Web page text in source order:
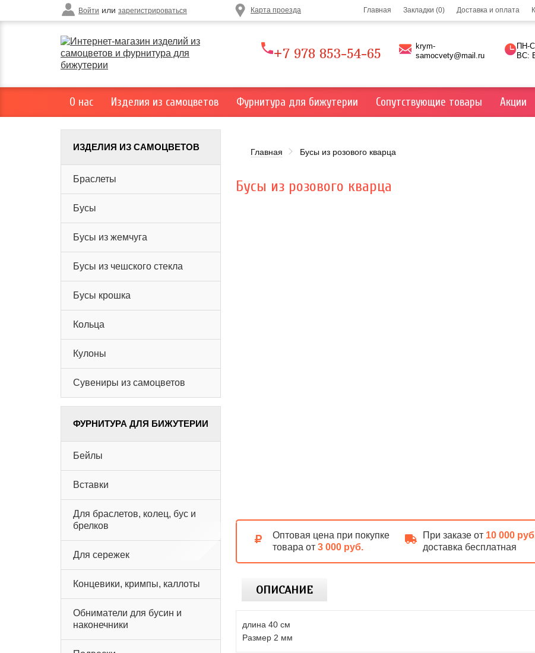
Войти или зарегистрироваться Карта проезда Главная Закладки (0) Доставка и оплата
+7 978 853-54-65
krym-
samocvety@mail.ru
ПН-
ВС:
О нас Изделия из самоцветов Фурнитура для бижутерии Сопутствующие товары Акции
ИЗДЕЛИЯ ИЗ САМОЦВЕТОВ
Браслеты
Бусы
Бусы из жемчуга
Бусы из чешского стекла
Бусы крошка
Кольца
Кулоны
Сувениры из самоцветов
ФУРНИТУРА ДЛЯ БИЖУТЕРИИ
Бейлы
Вставки
Для браслетов, колец, бус и
брелков
Для сережек
Концевики, кримпы, каллоты
Обниматели для бусин и
наконечники
Главная Бусы из розового кварца
Бусы из розового кварца
Оптовая цена при покупке
товара от 3 000 руб.
При заказе от 10 000
доставка бесплатная
ОПИСАНИЕ
длина 40 см
Размер 2 мм